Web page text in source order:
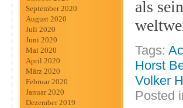
September 2020
August 2020
Juli 2020
Juni 2020
Mai 2020
April 2020
März 2020
Februar 2020
Januar 2020
Dezember 2019
als
Tags:
Horst
Volker
Posted